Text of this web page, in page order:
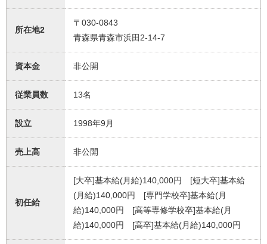
所在地2
〒030-0843
青森県青森市浜田2-14-7
資本金 非公開
従業員数 13名
設立 1998年9月
売上高 非公開
初任給
[大卒]基本給(月給)140,000円 [短大卒]基本給
(月給)140,000円 [専門学校卒]基本給(月
給)140,000円 [高等専修学校卒]基本給(月
給)140,000円 [高卒]基本給(月給)140,000円